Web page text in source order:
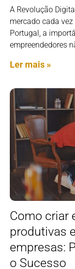
A Revolução
mercado cada
Portugal, a
empreendedores
Ler mais »
Como criar
produtivas
empresas:
o Sucesso